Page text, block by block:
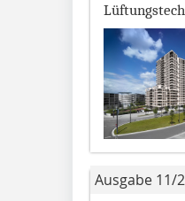
Ausgabe 11/